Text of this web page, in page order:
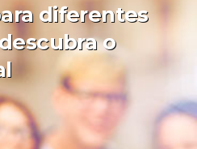
diferentes
o